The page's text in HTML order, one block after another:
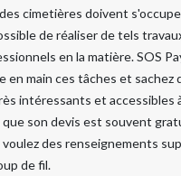
cimetières doivent
de réaliser de tels
en la matière. SOS
en main ces tâches et sachez
intéressants et accessibles
que son devis est souvent
des renseignements
de fil.